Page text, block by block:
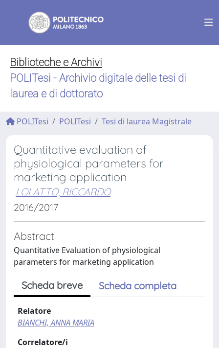
Biblioteche e Archivi
POLITesi - Archivio digitale delle tesi di
laurea e di dottorato
POLITesi POLITesi Tesi di laurea Magistrale
Quantitative evaluation of
physiological parameters for
marketing application
LOLATTO, RICCARDO
2016/2017
Abstract
Quantitative Evaluation of physiological
parameters for marketing application
Scheda breve Scheda completa
Relatore
BIANCHI, ANNA MARIA
Correlatore/i